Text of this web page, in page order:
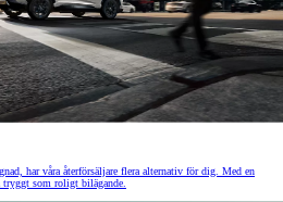
har våra återförsäljare flera alternativ för dig. Med en
som roligt bilägande.